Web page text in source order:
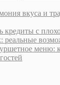
вкуса и
кредиты с
меню: